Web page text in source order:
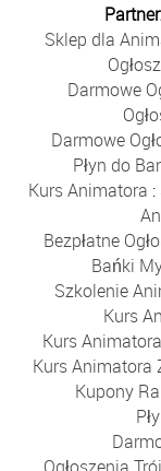
Sklep dla
Darmowe
Darmowe
Płyn do
Kurs Animatora :
Bezpłatne
Bańki
Szkolenie
Kurs
Kurs
Kurs Animatora
Kupony